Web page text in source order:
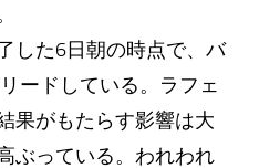
した6日朝の時点で、バ
ードしている。ラフェ
果がもたらす影響は大
ぶっている。われわれ